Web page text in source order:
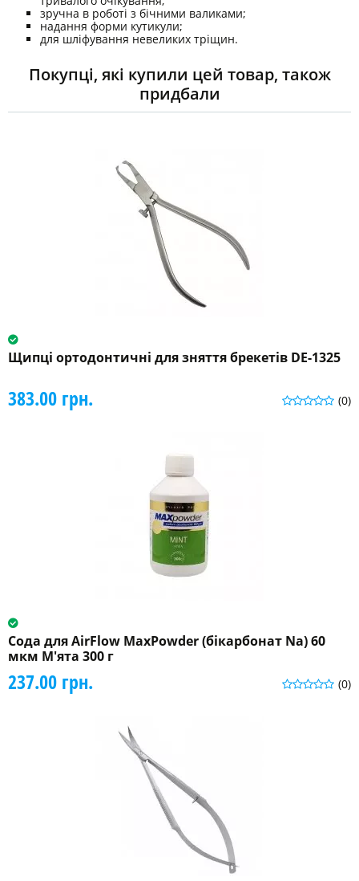
зручна в роботі з бічними валиками;
надання форми кутикули;
для шліфування невеликих тріщин.
Покупці, які купили цей товар, також
придбали
Щипці ортодонтичні для зняття брекетів DE-1325
(0)
383.00 грн.
Сода для AirFlow MaxPowder (бікарбонат Na) 60
мкм М'ята 300 г
(0)
237.00 грн.